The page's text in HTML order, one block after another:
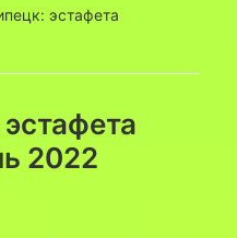
эстафета
2022